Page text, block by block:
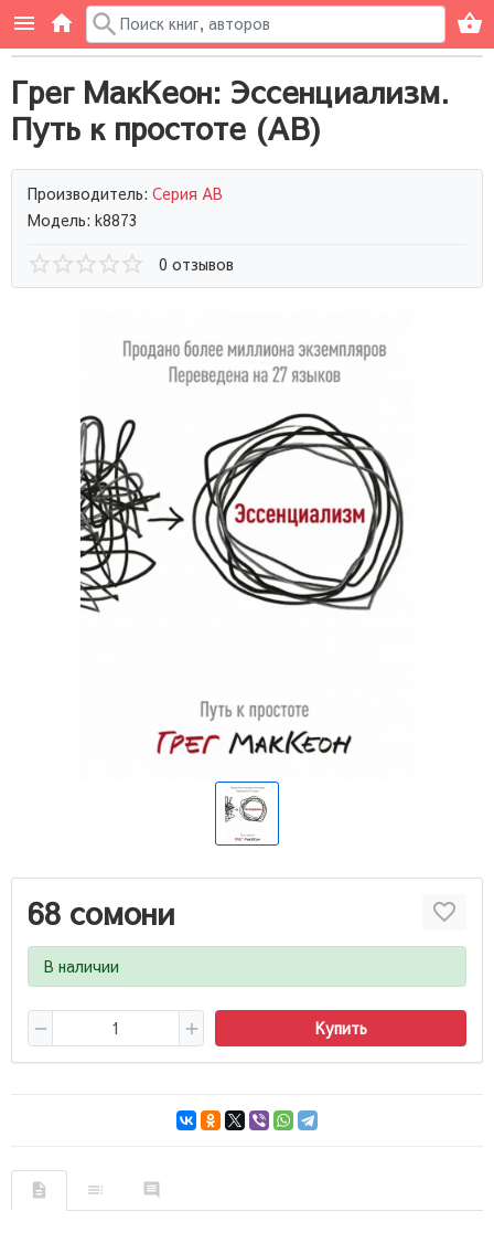
Грег МакКеон: Эссенциализм.
Путь к простоте (AB)
Производитель: Серия AB
Модель: k8873
0 отзывов
68 сомони
В наличии
Купить